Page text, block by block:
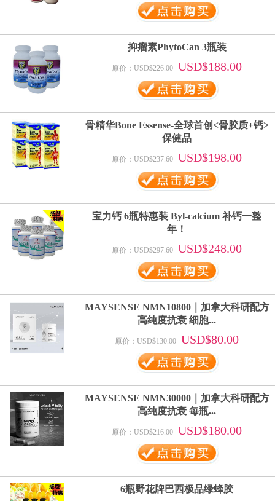
抑瘤素PhytoCan 3瓶装
原价：USD$226.00 USD$188.00
骨精华Bone Essense-全球首创<骨胶质+钙>
保健品
原价：USD$237.60 USD$198.00
宝力钙 6瓶特惠装 Byl-calcium 补钙一整
年！
原价：USD$297.60 USD$248.00
MAYSENSE NMN10800｜加拿大科研配方
高纯度抗衰 细胞...
原价：USD$130.00 USD$80.00
MAYSENSE NMN30000｜加拿大科研配方
高纯度抗衰 每瓶...
原价：USD$216.00 USD$180.00
6瓶野花牌巴西极品绿蜂胶